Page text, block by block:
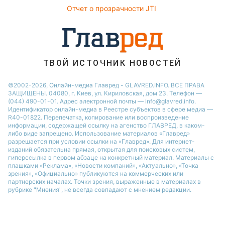
Новости Тернополя
Новости Житомира
Новости Запорожья
Отчет о прозрачности JTI
ТВОЙ ИСТОЧНИК НОВОСТЕЙ
©2002-2026, Онлайн-медиа Главред - GLAVRED.INFO. ВСЕ ПРАВА
ЗАЩИЩЕНЫ. 04080, г. Киев, ул. Кириловская, дом 23. Телефон —
(044) 490-01-01. Адрес электронной почты — info@glavred.info.
Идентификатор онлайн-медиа в Реестре cубъектов в сфере медиа —
R40-01822. Перепечатка, копирование или воспроизведение
информации, содержащей ссылку на агенство ГЛАВРЕД, в каком-
либо виде запрещено. Использование материалов «Главред»
разрешается при условии ссылки на «Главред». Для интернет-
изданий обязательна прямая, открытая для поисковых систем,
гиперссылка в первом абзаце на конкретный материал. Материалы с
плашками «Реклама», «Новости компаний», «Актуально», «Точка
зрения», «Официально» публикуются на коммерческих или
партнерских началах. Точки зрения, выраженные в материалах в
рубрике "Мнения", не всегда совпадают с мнением редакции.